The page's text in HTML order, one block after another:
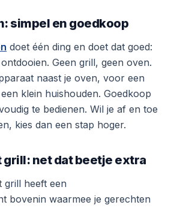
simpel en goedkoop
doet één ding en doet dat goed:
Geen grill, geen oven.
naast je oven, voor een
klein huishouden. Goedkoop
te bedienen. Wil je af en toe
kies dan een stap hoger.
grill: net dat beetje extra
grill heeft een
bovenin waarmee je gerechten